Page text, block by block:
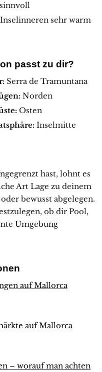
sehr warm
passt zu dir?
Serra de Tramuntana
Norden
Osten
Inselmitte
hast, lohnt es
Art Lage zu deinem
bewusst abgelegen.
ob dir Pool,
Umgebung
auf Mallorca
auf Mallorca
– worauf man achten